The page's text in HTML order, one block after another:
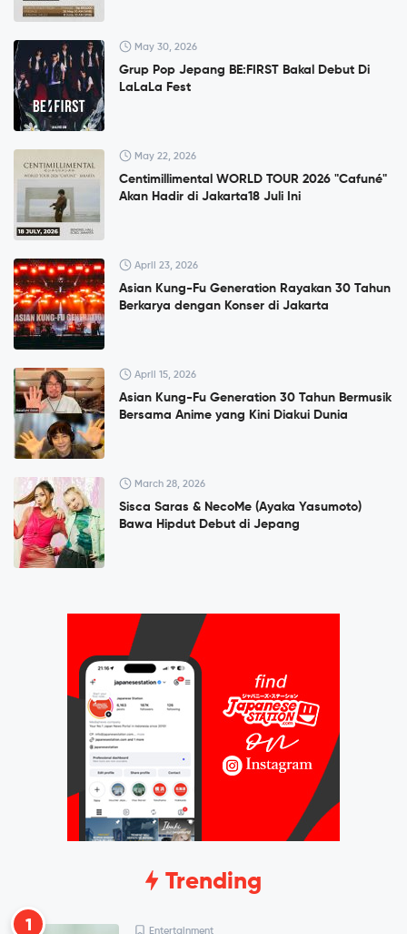
May 30, 2026
Grup Pop Jepang BE:FIRST Bakal Debut Di
LaLaLa Fest
May 22, 2026
Centimillimental WORLD TOUR 2026 "Cafuné"
Akan Hadir di Jakarta18 Juli Ini
April 23, 2026
Asian Kung-Fu Generation Rayakan 30 Tahun
Berkarya dengan Konser di Jakarta
April 15, 2026
Asian Kung-Fu Generation 30 Tahun Bermusik
Bersama Anime yang Kini Diakui Dunia
March 28, 2026
Sisca Saras & NecoMe (Ayaka Yasumoto)
Bawa Hipdut Debut di Jepang
Trending
1 Entertainment